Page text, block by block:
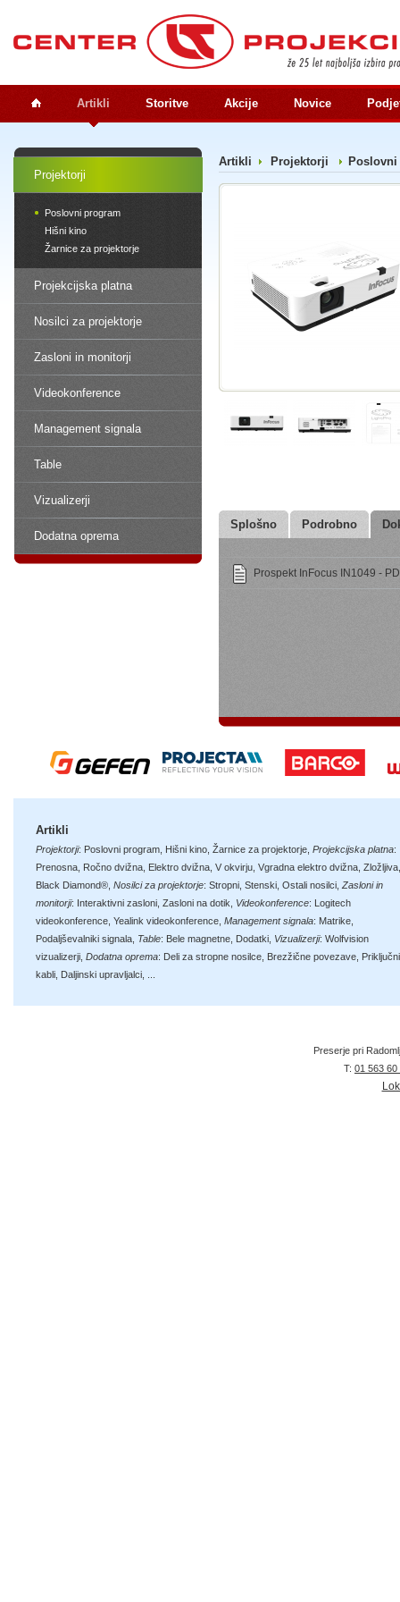
Artikli Storitve Akcije Novice
Projektorji
Poslovni program
Hišni kino
Žarnice za projektorje
Projekcijska platna
Nosilci za projektorje
Zasloni in monitorji
Videokonference
Management signala
Table
Vizualizerji
Dodatna oprema
Artikli Projektorji
Splošno Podrobno
Prospekt InFocus IN1049 -
Artikli
Projektorji: Poslovni program Hišni kino Žarnice za projektorje Projekcijska platna:
Prenosna Ročno dvižna Elektro dvižna V okvirju Vgradna elektro dvižna Zložljiva
Black Diamond® Nosilci za projektorje: Stropni Stenski Ostali nosilci Zasloni in
monitorji: Interaktivni zasloni Zasloni na dotik Videokonference: Logitech
videokonference Yealink videokonference Management signala: Matrike
Podaljševalniki signala Table: Bele magnetne Dodatki Vizualizerji: Wolfvision
vizualizerji Dodatna oprema: Deli za stropne nosilce Brezžične povezave Priključni
kabli Daljinski upravljalci
Preserje pri
T: 01 563 60